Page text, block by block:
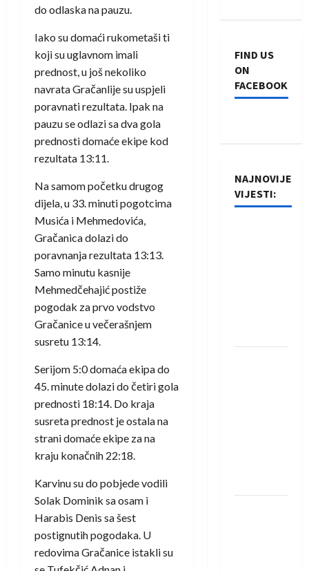
do odlaska na pauzu.
Iako su domaći rukometaši ti
koji su uglavnom imali
prednost, u još nekoliko
navrata Gračanlije su uspjeli
poravnati rezultata. Ipak na
pauzu se odlazi sa dva gola
prednosti domaće ekipe kod
rezultata 13:11.
Na samom početku drugog
dijela, u 33. minuti pogotcima
Musića i Mehmedovića,
Gračanica dolazi do
poravnanja rezultata 13:13.
Samo minutu kasnije
Mehmedčehajić postiže
pogodak za prvo vodstvo
Gračanice u večerašnjem
susretu 13:14.
Serijom 5:0 domaća ekipa do
45. minute dolazi do četiri gola
prednosti 18:14. Do kraja
susreta prednost je ostala na
strani domaće ekipe za na
kraju konačnih 22:18.
Karvinu su do pobjede vodili
Solak Dominik sa osam i
Harabis Denis sa šest
postignutih pogodaka. U
redovima Gračanice istakli su
FIND US
ON
FACEBOOK
NAJNOVIJE
VIJESTI: